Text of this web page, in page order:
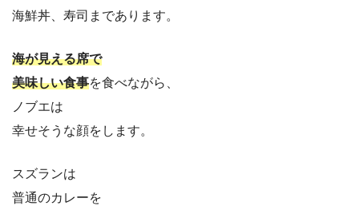
海鮮丼、寿司まであります。
海が見える席で
美味しい食事を食べながら、
ノブエは
幸せそうな顔をします。
スズランは
普通のカレーを